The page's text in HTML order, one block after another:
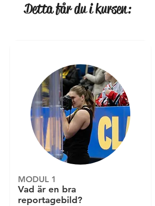
Detta får du i kursen:
MODUL 1
Vad är en bra
reportagebild?